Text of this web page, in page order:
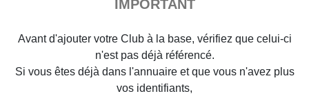
IMPORTANT
Avant d'ajouter votre Club à la base, vérifiez que celui-ci
n'est pas déjà référencé.
Si vous êtes déjà dans l'annuaire et que vous n'avez plus
vos identifiants,